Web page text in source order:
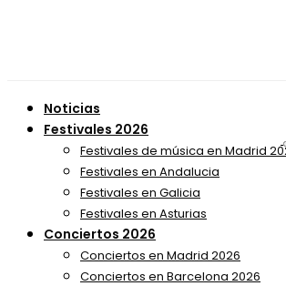
Noticias
Festivales 2026
Festivales de música en Madrid
Festivales en Andalucia
Festivales en Galicia
Festivales en Asturias
Conciertos 2026
Conciertos en Madrid 2026
Conciertos en Barcelona 2026